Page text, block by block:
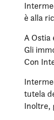
è alla
A
Gli
Con
tutela
Inoltre,